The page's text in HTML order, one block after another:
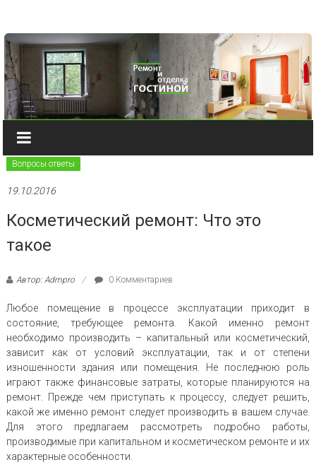
Вопросы ответы
19.10.2016
Косметический ремонт: Что это
такое
Автор: Admpro 0 Комментариев
Любое помещение в процессе эксплуатации приходит в
состояние, требующее ремонта. Какой именно ремонт
необходимо производить – капитальный или косметический,
зависит как от условий эксплуатации, так и от степени
изношенности здания или помещения. Не последнюю роль
играют также финансовые затраты, которые планируются на
ремонт. Прежде чем приступать к процессу, следует решить,
какой же именно ремонт следует производить в вашем случае.
Для этого предлагаем рассмотреть подробно работы,
производимые при капитальном и косметическом ремонте и их
характерные особенности.